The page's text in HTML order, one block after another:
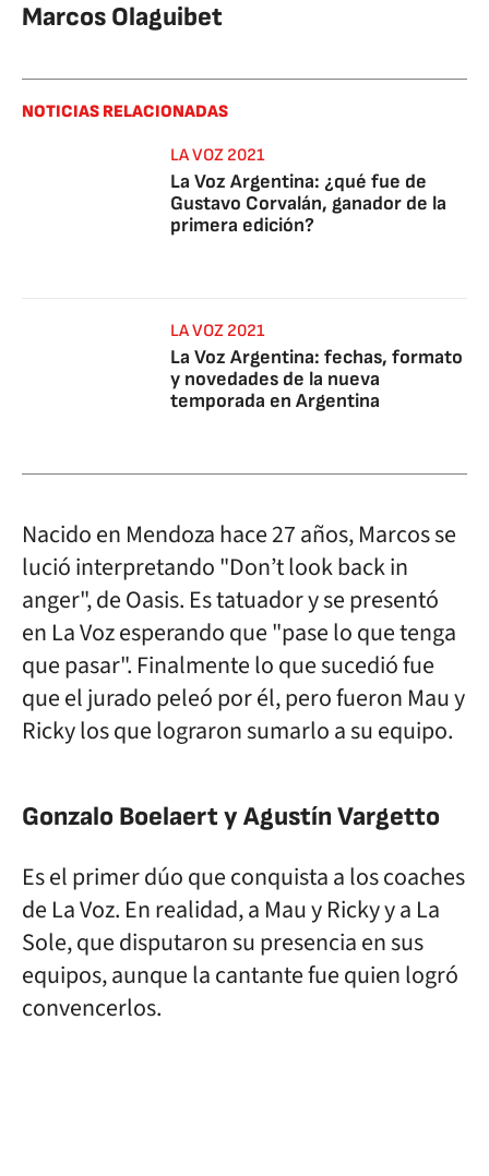
Marcos Olaguibet
NOTICIAS RELACIONADAS
LA VOZ 2021
La Voz Argentina: ¿qué fue de
Gustavo Corvalán, ganador de la
primera edición?
LA VOZ 2021
La Voz Argentina: fechas, formato
y novedades de la nueva
temporada en Argentina
Nacido en Mendoza hace 27 años, Marcos se
lució interpretando "Don’t look back in
anger", de Oasis. Es tatuador y se presentó
en La Voz esperando que "pase lo que tenga
que pasar". Finalmente lo que sucedió fue
que el jurado peleó por él, pero fueron Mau y
Ricky los que lograron sumarlo a su equipo.
Gonzalo Boelaert y Agustín Vargetto
Es el primer dúo que conquista a los coaches
de La Voz. En realidad, a Mau y Ricky y a La
Sole, que disputaron su presencia en sus
equipos, aunque la cantante fue quien logró
convencerlos.